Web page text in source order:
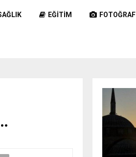
EĞITIM FOTOĞRAF